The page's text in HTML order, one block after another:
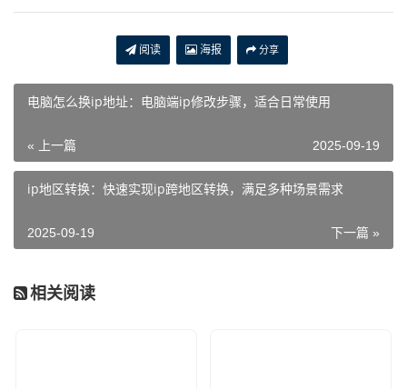
阅读 海报 分享
电脑怎么换ip地址：电脑端ip修改步骤，适合日常使用
« 上一篇 2025-09-19
ip地区转换：快速实现ip跨地区转换，满足多种场景需求
下一篇 »
2025-09-19
相关阅读